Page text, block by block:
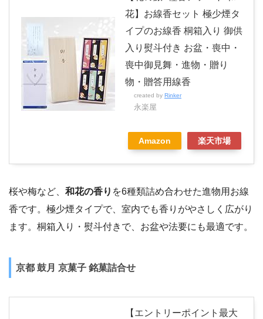
花】お線香セット 極少煙タ
イプのお線香 桐箱入り 御供
入り熨斗付き お盆・喪中・
喪中御見舞・進物・贈り
物・贈答用線香
created by Rinker
永楽屋
Amazon 楽天市場
桜や梅など、 和花の香り を6種類詰め合わせた進物用お線
香です。極少煙タイプで、室内でも香りがやさしく広がり
ます。桐箱入り・熨斗付きで、お盆や法要にも最適です。
京都 鼓月 京菓子 銘菓詰合せ
【エントリーポイント最大